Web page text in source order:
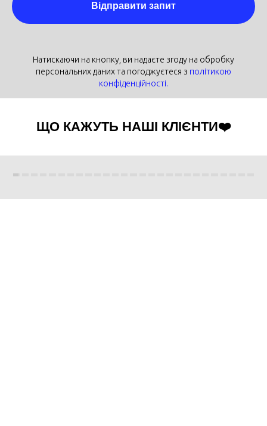
Відправити запит
Натискаючи на кнопку, ви надаєте згоду на обробку
персональних даних та погоджуєтеся з політикою
конфіденційності.
ЩО КАЖУТЬ НАШІ КЛІЄНТИ❤️